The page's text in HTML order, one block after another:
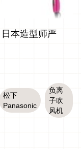
本造型师严
松下
Panasonic
负离
子吹
风机